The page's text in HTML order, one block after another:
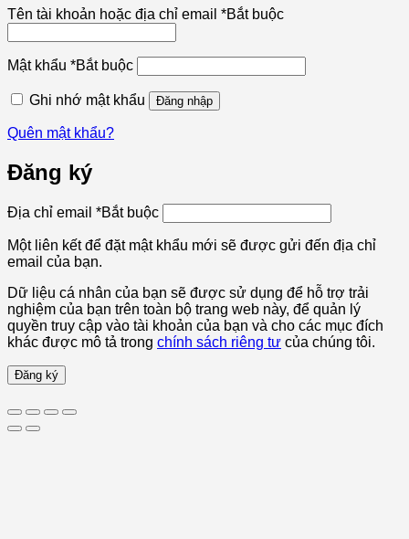
Tên tài khoản hoặc địa chỉ email *Bắt buộc
Mật khẩu *Bắt buộc
Ghi nhớ mật khẩu Đăng nhập
Quên mật khẩu?
Đăng ký
Địa chỉ email *Bắt buộc
Một liên kết để đặt mật khẩu mới sẽ được gửi đến địa chỉ
email của bạn.
Dữ liệu cá nhân của bạn sẽ được sử dụng để hỗ trợ trải
nghiệm của bạn trên toàn bộ trang web này, để quản lý
quyền truy cập vào tài khoản của bạn và cho các mục đích
khác được mô tả trong chính sách riêng tư của chúng tôi.
Đăng ký